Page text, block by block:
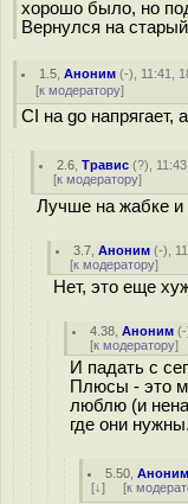
хорошо было, но
Вернулся на
1.5 ,Аноним (-), 11:41,
[к модератору]
CI на go напрягает,
2.6 ,Травис (?),
[к модератору]
Лучше на жабке и
3.7 ,Аноним (-),
[к модератору]
Нет, это еще
4.38 ,Аноним (-
[к модератору]
И падать с
Плюсы - это
люблю (и
где они
5.50 ,Аноним
[↓] [к